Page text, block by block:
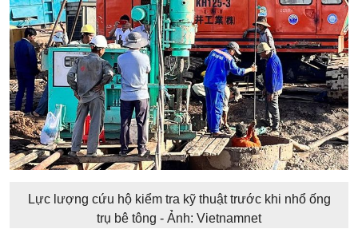
Lực lượng cứu hộ kiểm tra kỹ thuật trước khi nhổ ống
trụ bê tông - Ảnh: Vietnamnet